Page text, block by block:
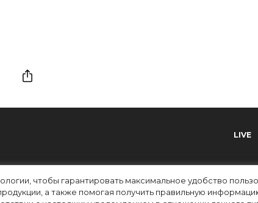
чтобы гарантировать максимальное удобство
а также помогая получить правильную
LIVE